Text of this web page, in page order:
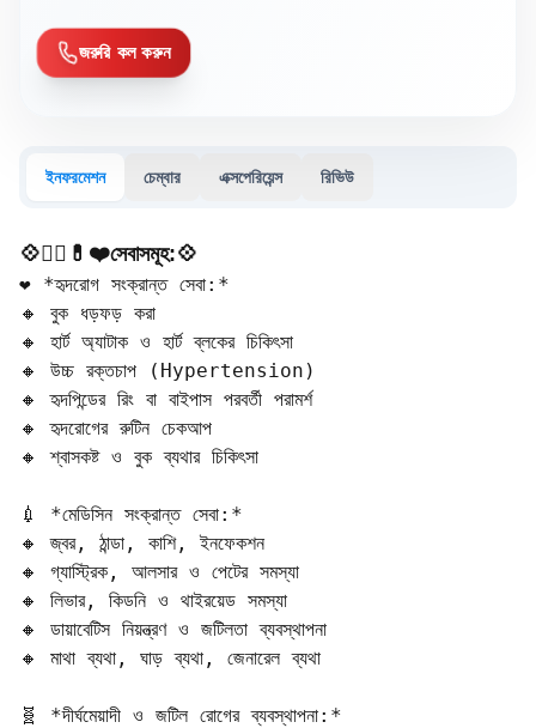
জরুরি কল করুন
ইনফরমেশন চেম্বার এক্সপেরিয়েন্স রিভিউ
💠🧑‍⚕️💊❤️সেবাসমূহ:💠
❤️ *হৃদরোগ সংক্রান্ত সেবা:*
🔸 বুক ধড়ফড় করা
🔸 হার্ট অ্যাটাক ও হার্ট ব্লকের চিকিৎসা
🔸 উচ্চ রক্তচাপ (Hypertension)
🔸 হৃদপিন্ডের রিং বা বাইপাস পরবর্তী পরামর্শ
🔸 হৃদরোগের রুটিন চেকআপ
🔸 শ্বাসকষ্ট ও বুক ব্যথার চিকিৎসা
💉 *মেডিসিন সংক্রান্ত সেবা:*
🔸 জ্বর, ঠান্ডা, কাশি, ইনফেকশন
🔸 গ্যাস্ট্রিক, আলসার ও পেটের সমস্যা
🔸 লিভার, কিডনি ও থাইরয়েড সমস্যা
🔸 ডায়াবেটিস নিয়ন্ত্রণ ও জটিলতা ব্যবস্থাপনা
🔸 মাথা ব্যথা, ঘাড় ব্যথা, জেনারেল ব্যথা
🧬 *দীর্ঘমেয়াদী ও জটিল রোগের ব্যবস্থাপনা:*